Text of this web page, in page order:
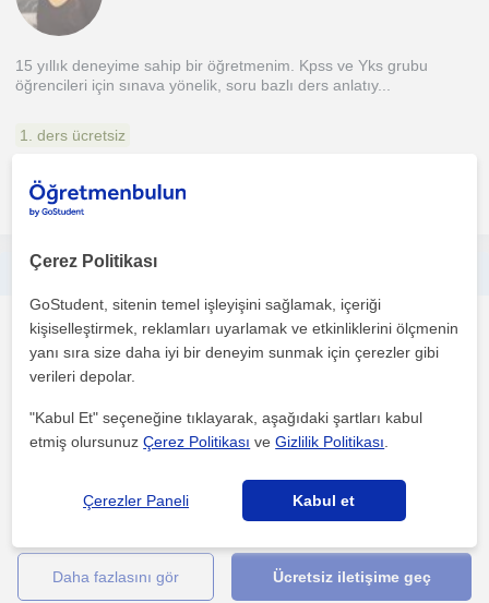
15 yıllık deneyime sahip bir öğretmenim. Kpss ve Yks grubu
öğrencileri için sınava yönelik, soru bazlı ders anlatıy...
1. ders ücretsiz
daha fazlasını gör
Cografya
Denizli Sehri
Türkçe ve Coğrafya'yı hayatın içinden anlatan bir
öğretmenim.Kelimelerde anlamı, haritalarda yönü birlikte
daha fazlasını gör Ücretsiz iletişime geç
Çerez Politikası
GoStudent, sitenin temel işleyişini sağlamak, içeriği
kişiselleştirmek, reklamları uyarlamak ve etkinliklerini ölçmenin
yanı sıra size daha iyi bir deneyim sunmak için çerezler gibi
verileri depolar.
"Kabul Et" seçeneğine tıklayarak, aşağıdaki şartları kabul
etmiş olursunuzÇerez Politikası veGizlilik Politikası
Çerezler Paneli Kabul et